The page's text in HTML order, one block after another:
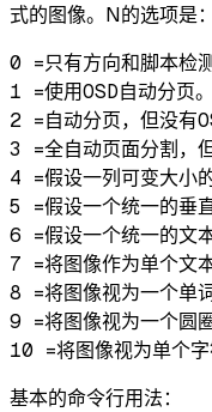
式的图像。N的选项是：
0 =只有方向和脚本检测
1 =使用OSD自动分页。
2 =自动分页，但没有
3 =全自动页面分割，但
4 =假设一列可变大小的
5 =假设一个统一的垂
6 =假设一个统一的文本
7 =将图像作为单个文
8 =将图像视为一个单词
9 =将图像视为一个圆
基本的命令行用法：